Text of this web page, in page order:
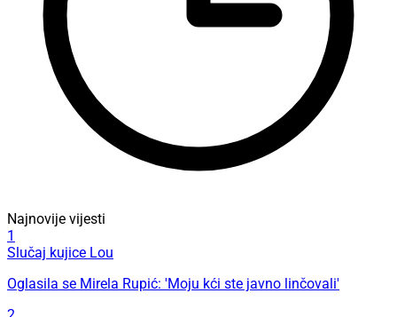
Najnovije vijesti
1
Slučaj kujice Lou
Oglasila se Mirela Rupić: 'Moju kći ste javno linčovali'